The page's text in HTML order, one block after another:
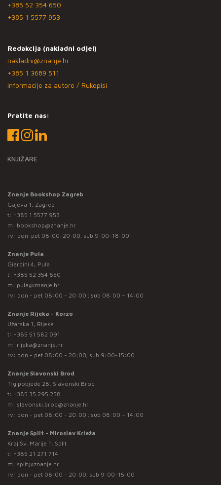
+385 52 354 650
+385 1 5577 953
Redakcija (nakladni odjel)
nakladni@znanje.hr
+385 1 3689 511
Informacije za autore / Rukopisi
Pratite nas:
KNJIŽARE
Znanje Bookshop Zagreb
Gajeva 1, Zagreb
t: +385 1 5577 953
m: bookshop@znanje.hr
rv: pon-pet 08:00-20:00; sub 9:00-18:00
Znanje Pula
Giardini 4, Pula
t: +385 52 354 650
m: pula@znanje.hr
rv: pon - pet 08:00 - 20:00 ; sub 08:00 – 14:00
Znanje Rijeka - Korzo
Užarska 1, Rijeka
t: +385 51 582 091
m: rijeka@znanje.hr
rv: pon - pet 08:00 - 20:00; sub 9:00-15:00
Znanje Slavonski Brod
Trg pobjede 28, Slavonski Brod
t: +385 35 295 258
m: slavonski.brod@znanje.hr
rv: pon - pet 08:00 - 20:00 ; sub 08:00 – 14:00
Znanje Split - Miroslav Krleža
Kraj Sv. Marije 1, Split
t: +385 21 271 714
m: split@znanje.hr
rv: pon - pet 08:00 - 20:00; sub 9:00-15:00